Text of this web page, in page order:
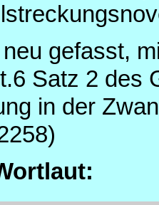
gefasst,
Satz 2 des
in der